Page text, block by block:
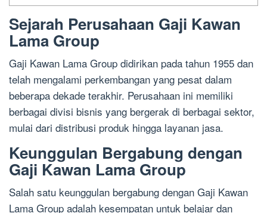
Sejarah Perusahaan Gaji Kawan
Lama Group
Gaji Kawan Lama Group didirikan pada tahun 1955 dan
telah mengalami perkembangan yang pesat dalam
beberapa dekade terakhir. Perusahaan ini memiliki
berbagai divisi bisnis yang bergerak di berbagai sektor,
mulai dari distribusi produk hingga layanan jasa.
Keunggulan Bergabung dengan
Gaji Kawan Lama Group
Salah satu keunggulan bergabung dengan Gaji Kawan
Lama Group adalah kesempatan untuk belajar dan